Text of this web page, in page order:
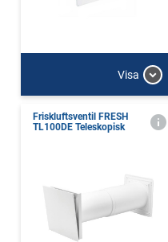
Visa
Friskluftsventil FRESH
TL100DE Teleskopisk